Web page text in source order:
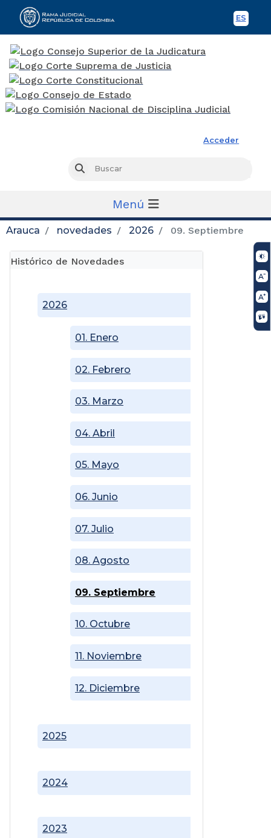
ES
Acceder
Buscar
Menú
Arauca novedades 2026 09. Septiembre
Histórico de Novedades
2023
2024
2025
2026
01. Enero
02. Febrero
03. Marzo
04. Abril
05. Mayo
06. Junio
07. Julio
08. Agosto
09. Septiembre
10. Octubre
11. Noviembre
12. Diciembre